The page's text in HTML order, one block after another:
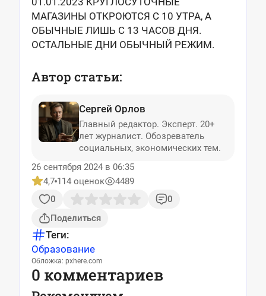
МАГАЗИНЫ ОТКРОЮТСЯ С 10 УТРА, А
ОБЫЧНЫЕ ЛИШЬ С 13 ЧАСОВ ДНЯ.
ОСТАЛЬНЫЕ ДНИ ОБЫЧНЫЙ РЕЖИМ.
Автор статьи:
Сергей Орлов
Главный редактор. Эксперт. 20+
лет журналист. Обозреватель
социальных, экономических тем.
26 сентября 2024 в 06:35
4,7 114 оценок
4489
0
0
Поделиться
Теги:
Образование
Обложка: pxhere.com
0 комментариев